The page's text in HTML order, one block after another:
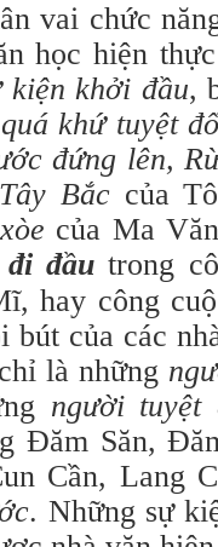
vai chức
học hiện
kiện khởi đầu,
quá khứ tuyệt
đứng lên,
Bắccủa
của Ma
đầu trong
hay công
của các
là những
người
Đăm Săn,
Cần, Lang
. Những sự